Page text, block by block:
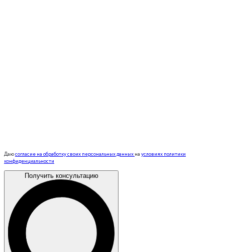
Даюсогласие на обработку своих персональных данных на условиях политики
конфиденциальности
Получить консультацию